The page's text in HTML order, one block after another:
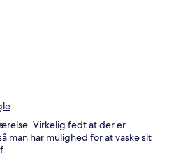
Virkelig fedt at der er
man har mulighed for at vaske sit